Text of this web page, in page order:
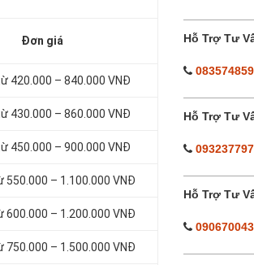
Đơn giá
420.000 – 840.000 VNĐ
430.000 – 860.000 VNĐ
450.000 – 900.000 VNĐ
550.000 – 1.100.000 VNĐ
600.000 – 1.200.000 VNĐ
750.000 – 1.500.000 VNĐ
Hỗ Trợ Tư
Hỗ Trợ Tư
Hỗ Trợ Tư